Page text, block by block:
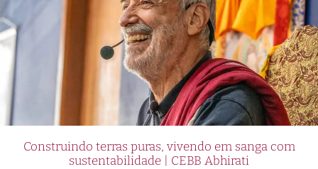
Construindo terras puras, vivendo em sanga com
sustentabilidade | CEBB Abhirati